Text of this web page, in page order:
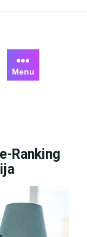
Menu
Ranking